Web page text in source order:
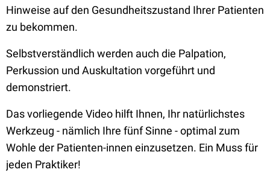
Hinweise auf den Gesundheitszustand Ihrer Patienten
zu bekommen.
Selbstverständlich werden auch die Palpation,
Perkussion und Auskultation vorgeführt und
demonstriert.
Das vorliegende Video hilft Ihnen, Ihr natürlichstes
Werkzeug - nämlich Ihre fünf Sinne - optimal zum
Wohle der Patienten-innen einzusetzen. Ein Muss für
jeden Praktiker!